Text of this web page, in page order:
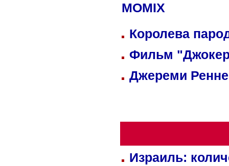
MOMIX
Королева
Фильм
Джереми
Израиль: